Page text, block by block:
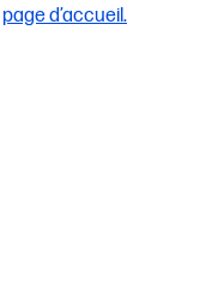
page d’accueil.